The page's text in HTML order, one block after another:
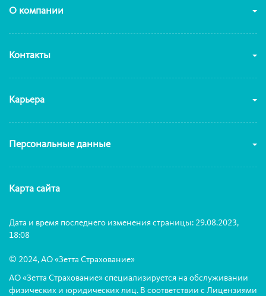
О компании
Контакты
Карьера
Персональные данные
Карта сайта
Дата и время последнего изменения страницы: 29.08.2023,
18:08
© 2024, АО «Зетта Страхование»
АО «Зетта Страхование» специализируется на обслуживании
физических и юридических лиц. В соответствии с Лицензиями